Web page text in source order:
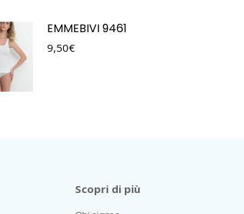
EMMEBIVI 9461
9,50€
Scopri di più